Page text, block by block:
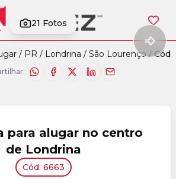
21 Fotos
/ PR / Londrina / São Lourenço / Cód.
para alugar no centro
de Londrina
Cód: 6663